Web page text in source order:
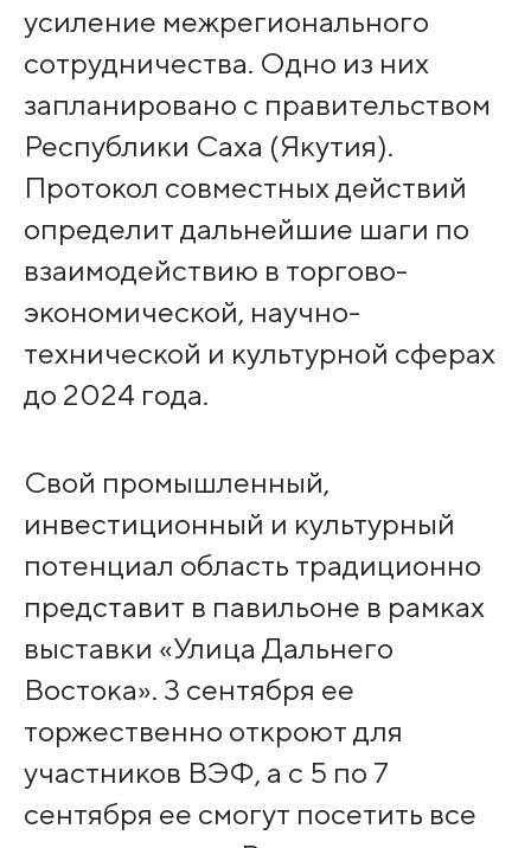
усиление межрегионального
сотрудничества. Одно из них
запланировано с правительством
Республики Саха (Якутия).
Протокол совместных действий
определит дальнейшие шаги по
взаимодействию в торгово-
экономической, научно-
технической и культурной сферах
до 2024 года.
Свой промышленный,
инвестиционный и культурный
потенциал область традиционно
представит в павильоне в рамках
выставки «Улица Дальнего
Востока». 3 сентября ее
торжественно откроют для
участников ВЭФ, а с 5 по 7
сентября ее смогут посетить все